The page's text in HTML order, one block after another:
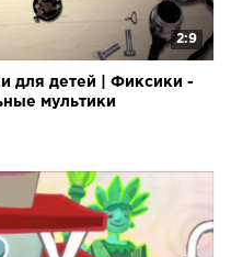
2:9
для детей | Фиксики -
мультики